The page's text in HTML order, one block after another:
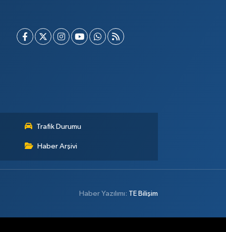
Trafik Durumu
Haber Arşivi
Haber Yazılımı: TE Bilişim